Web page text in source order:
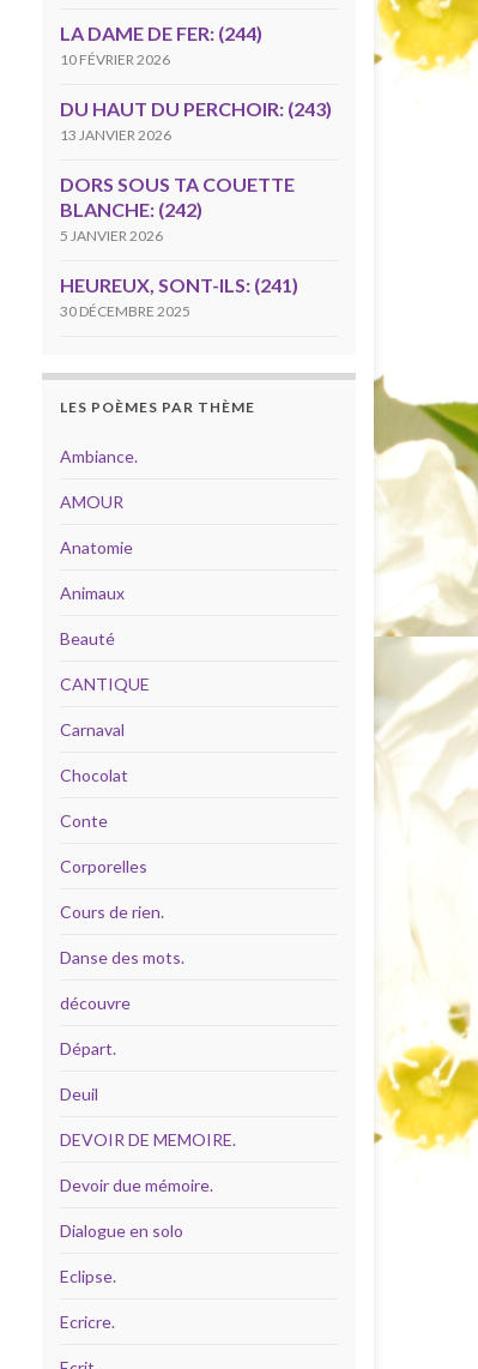
LA DAME DE FER: (244)
10 FÉVRIER 2026
DU HAUT DU PERCHOIR: (243)
13 JANVIER 2026
DORS SOUS TA COUETTE
BLANCHE: (242)
5 JANVIER 2026
HEUREUX, SONT-ILS: (241)
30 DÉCEMBRE 2025
LES POÈMES PAR THÈME
Ambiance.
AMOUR
Anatomie
Animaux
Beauté
CANTIQUE
Carnaval
Chocolat
Conte
Corporelles
Cours de rien.
Danse des mots.
découvre
Départ.
Deuil
DEVOIR DE MEMOIRE.
Devoir due mémoire.
Dialogue en solo
Eclipse.
Ecricre.